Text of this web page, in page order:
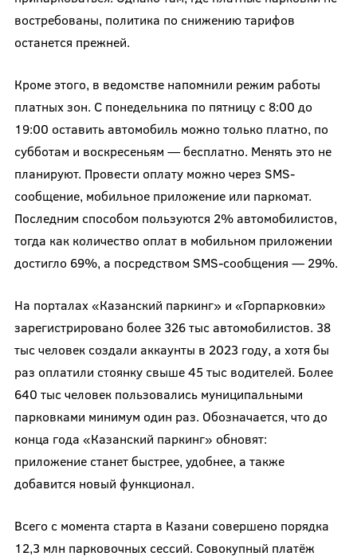
востребованы, политика по снижению тарифов
останется прежней.
Кроме этого, в ведомстве напомнили режим работы
платных зон. С понедельника по пятницу с 8:00 до
19:00 оставить автомобиль можно только платно, по
субботам и воскресеньям — бесплатно. Менять это не
планируют. Провести оплату можно через SMS-
сообщение, мобильное приложение или паркомат.
Последним способом пользуются 2% автомобилистов,
тогда как количество оплат в мобильном приложении
достигло 69%, а посредством SMS-сообщения — 29%.
На порталах «Казанский паркинг» и «Горпарковки»
зарегистрировано более 326 тыс автомобилистов. 38
тыс человек создали аккаунты в 2023 году, а хотя бы
раз оплатили стоянку свыше 45 тыс водителей. Более
640 тыс человек пользовались муниципальными
парковками минимум один раз. Обозначается, что до
конца года «Казанский паркинг» обновят:
приложение станет быстрее, удобнее, а также
добавится новый функционал.
Всего с момента старта в Казани совершено порядка
12,3 млн парковочных сессий. Совокупный платёж